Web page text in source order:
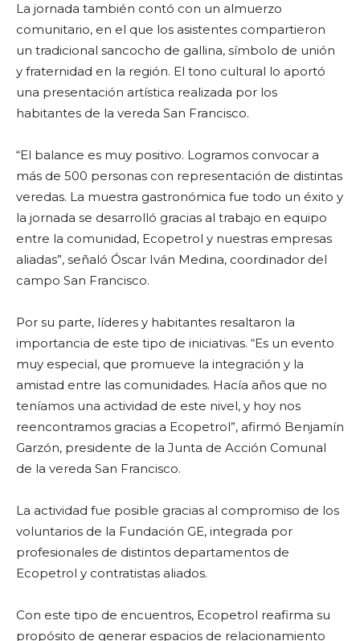
La jornada también contó con un almuerzo
comunitario, en el que los asistentes compartieron
un tradicional sancocho de gallina, símbolo de unión
y fraternidad en la región. El tono cultural lo aportó
una presentación artística realizada por los
habitantes de la vereda San Francisco.
“El balance es muy positivo. Logramos convocar a
más de 500 personas con representación de distintas
veredas. La muestra gastronómica fue todo un éxito y
la jornada se desarrolló gracias al trabajo en equipo
entre la comunidad, Ecopetrol y nuestras empresas
aliadas”, señaló Óscar Iván Medina, coordinador del
campo San Francisco.
Por su parte, líderes y habitantes resaltaron la
importancia de este tipo de iniciativas. “Es un evento
muy especial, que promueve la integración y la
amistad entre las comunidades. Hacía años que no
teníamos una actividad de este nivel, y hoy nos
reencontramos gracias a Ecopetrol”, afirmó Benjamín
Garzón, presidente de la Junta de Acción Comunal
de la vereda San Francisco.
La actividad fue posible gracias al compromiso de los
voluntarios de la Fundación GE, integrada por
profesionales de distintos departamentos de
Ecopetrol y contratistas aliados.
Con este tipo de encuentros, Ecopetrol reafirma su
propósito de generar espacios de relacionamiento